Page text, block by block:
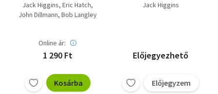
Jack Higgins Eric Hatch
John Dillmann Bob Langley
Online ár:
1 290 Ft
Kosárba
Jack Higgins
Előjegyezhető
Előjegyzem